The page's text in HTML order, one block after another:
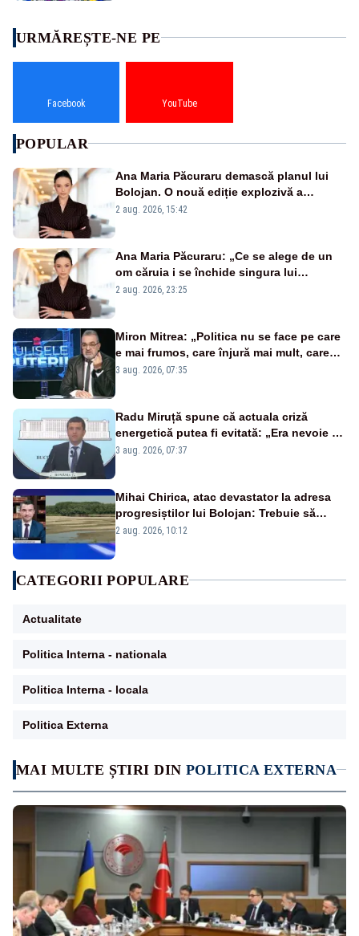
MAI MULTE ȘTIRI DIN POLITICA EXTERNA
URMĂREȘTE-NE PE
Facebook YouTube
POPULAR
Ana Maria Păcuraru demască planul lui
Bolojan. O nouă ediție explozivă a
emisiunii „Miza Zilei” la Realitatea PLUS
2 aug. 2026, 15:42
Ana Maria Păcuraru: „Ce se alege de un
om căruia i se închide singura lui
portiță?”
2 aug. 2026, 23:25
Miron Mitrea: „Politica nu se face pe care
e mai frumos, care înjură mai mult, care
țipă mai tare, ci pe proiecte”
3 aug. 2026, 07:35
Radu Miruță spune că actuala criză
energetică putea fi evitată: „Era nevoie să
ne facem iarna car și vara sanie”
3 aug. 2026, 07:37
Mihai Chirica, atac devastator la adresa
progresiștilor lui Bolojan: Trebuie să
protejăm și natura, dar nu șținem omaneii
2 aug. 2026, 10:12
CATEGORII POPULARE
Actualitate
Politica Interna - nationala
Politica Interna - locala
Politica Externa